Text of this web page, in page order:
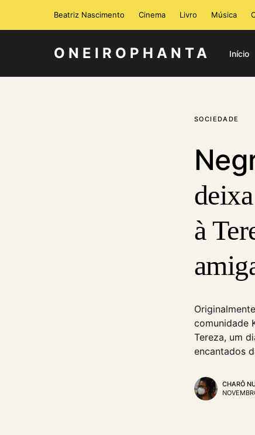
Beatriz Nascimento Cinema Livro Música
ONEIROPHANTA Início
SOCIEDADE
à
comunidade
Tereza, um
encantados
CHARÔ